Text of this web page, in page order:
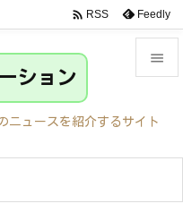

サイド
前へ
 RSS Feedly
ション
ニュースを紹介するサイト